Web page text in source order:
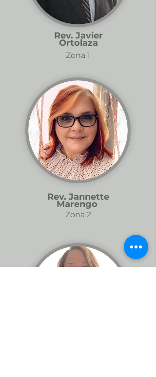
Rev. Javier
Ortolaza
Zona 1
Rev. Jannette
Marengo
Zona 2